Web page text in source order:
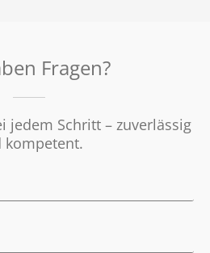
Fragen?
jedem Schritt – zuverlässig
kompetent.